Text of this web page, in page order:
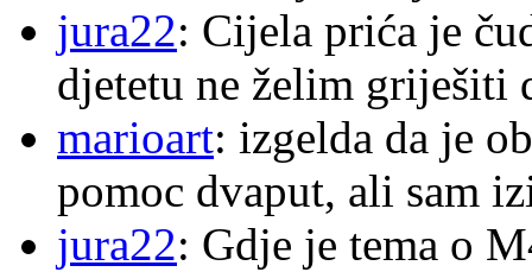
jura22: Cijela prića je
djetetu ne želim griješiti
marioart: izgelda da je
pomoc dvaput, ali sam
jura22: Gdje je tema o